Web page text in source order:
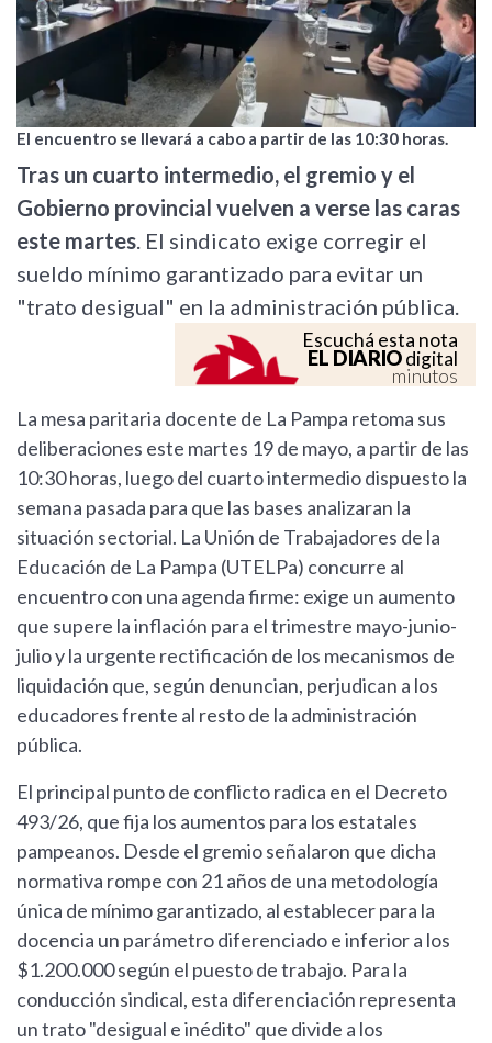
El encuentro se llevará a cabo a partir de las 10:30 horas.
Tras un cuarto intermedio, el gremio y el
Gobierno provincial vuelven a verse las caras
este martes. El sindicato exige corregir el
sueldo mínimo garantizado para evitar un
"trato desigual" en la administración pública.
Escuchá esta nota
EL DIARIOdigital
minutos
La mesa paritaria docente de La Pampa retoma sus
deliberaciones este martes 19 de mayo, a partir de las
10:30 horas, luego del cuarto intermedio dispuesto la
semana pasada para que las bases analizaran la
situación sectorial. La Unión de Trabajadores de la
Educación de La Pampa (UTELPa) concurre al
encuentro con una agenda firme: exige un aumento
que supere la inflación para el trimestre mayo-junio-
julio y la urgente rectificación de los mecanismos de
liquidación que, según denuncian, perjudican a los
educadores frente al resto de la administración
pública.
El principal punto de conflicto radica en el Decreto
493/26, que fija los aumentos para los estatales
pampeanos. Desde el gremio señalaron que dicha
normativa rompe con 21 años de una metodología
única de mínimo garantizado, al establecer para la
docencia un parámetro diferenciado e inferior a los
$1.200.000 según el puesto de trabajo. Para la
conducción sindical, esta diferenciación representa
un trato "desigual e inédito" que divide a los